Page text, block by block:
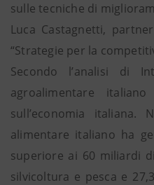
sulle tecniche di
Luca Castagnetti,
“Strategie per la
Secondo l’analisi di
agroalimentare
sull’economia
alimentare italiano ha
superiore ai 60 miliardi
silvicoltura e pesca e